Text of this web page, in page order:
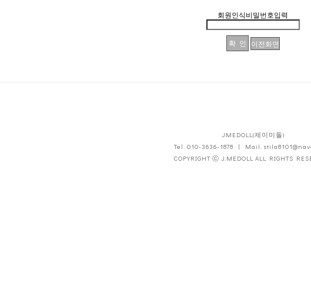
회원인식비밀번호입력
JMEDOLL(제이미돌)
Tel. 010-3636-1878 | Mail.
COPYRIGHT ⓒ J.MEDOLL ALL RIGHTS